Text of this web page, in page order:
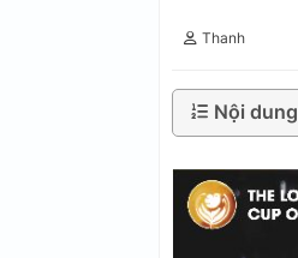
Thanh
Nội dung